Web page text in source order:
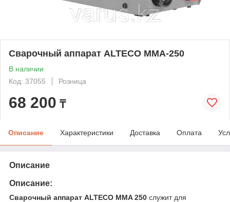
Сварочный аппарат ALTECO MMA-250
В наличии
Код: 37055
Розница
68 200 ₸
Описание Характеристики Доставка Оплата
Описание
Описание:
Сварочный аппарат ALTECO MMA 250 служит для